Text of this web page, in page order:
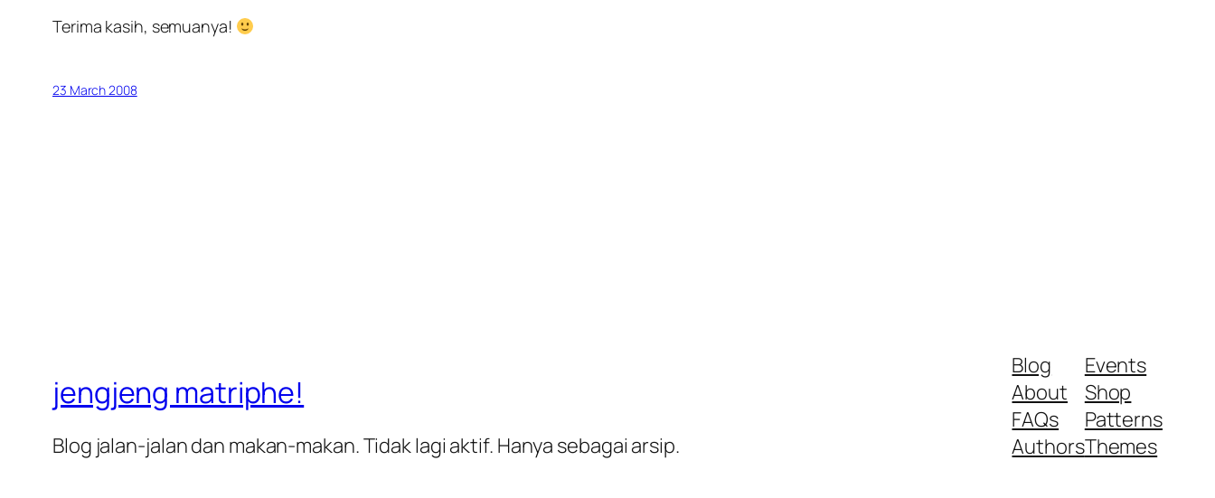
Terima kasih, semuanya!
23 March 2008
jengjeng matriphe!
Blog jalan-jalan dan makan-makan. Tidak lagi aktif. Hanya sebagai arsip.
Blog
About
FAQs
Authors
Events
Shop
Patterns
Themes